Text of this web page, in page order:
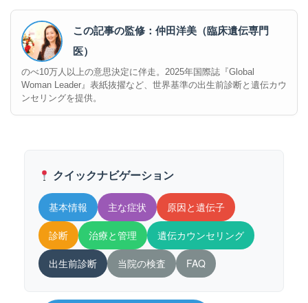
この記事の監修：仲田洋美（臨床遺伝専門
医）
のべ10万人以上の意思決定に伴走。2025年国際誌『Global
Woman Leader』表紙抜擢など、世界基準の出生前診断と遺伝カウ
ンセリングを提供。
クイックナビゲーション
基本情報 主な症状 原因と遺伝子
診断 治療と管理 遺伝カウンセリング
出生前診断 当院の検査 FAQ